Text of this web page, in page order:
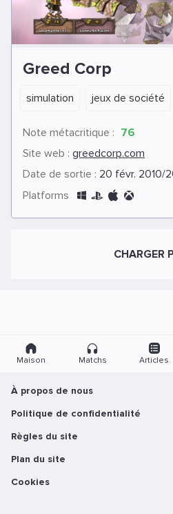
Greed Corp
simulation jeux de société
Note métacritique : 76
Site web : greedcorp.com
Date de sortie : 20 févr. 2010/
Platforms
CHARGER
Maison Matchs Articles
À propos de nous
Politique de confidentialité
Règles du site
Plan du site
Cookies